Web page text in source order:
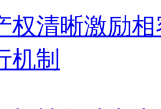
权清晰激励
机制